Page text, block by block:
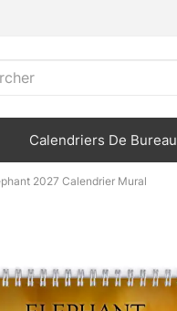
Calendriers De Bureau
2027 Calendrier Mural